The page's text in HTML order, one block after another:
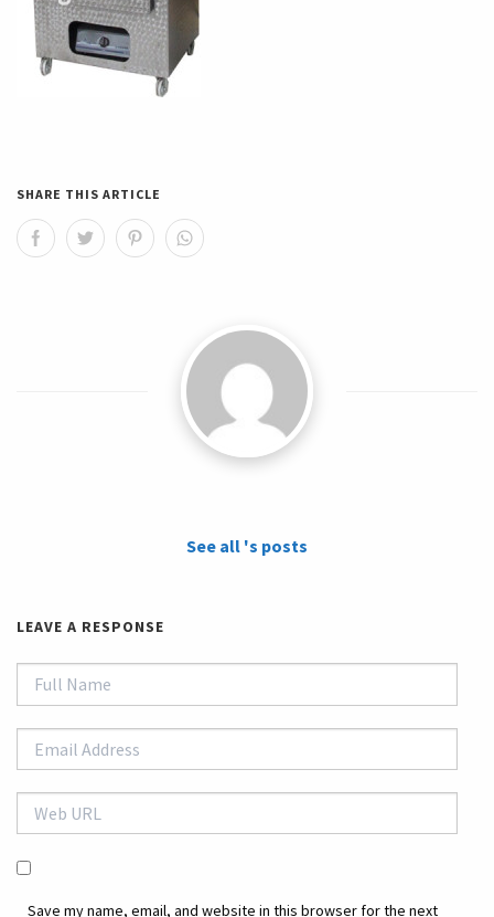
SHARE THIS ARTICLE
See all 's posts
LEAVE A RESPONSE
Save my name, email, and website in this browser for the next